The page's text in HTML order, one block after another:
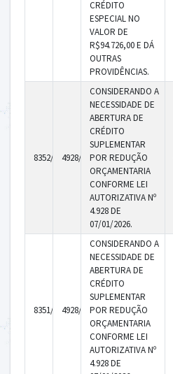
CRÉDITO
ESPECIAL NO
VALOR DE
R$94.726,00 E DÁ
OUTRAS
PROVIDÊNCIAS.
8352/20264928/2026
CONSIDERANDO A
NECESSIDADE DE
ABERTURA DE
CRÉDITO
SUPLEMENTAR
POR REDUÇÃO
ORÇAMENTARIA
CONFORME LEI
AUTORIZATIVA Nº
4.928 DE
07/01/2026.
8351/20264928/2026
CONSIDERANDO A
NECESSIDADE DE
ABERTURA DE
CRÉDITO
SUPLEMENTAR
POR REDUÇÃO
ORÇAMENTARIA
CONFORME LEI
AUTORIZATIVA Nº
4.928 DE